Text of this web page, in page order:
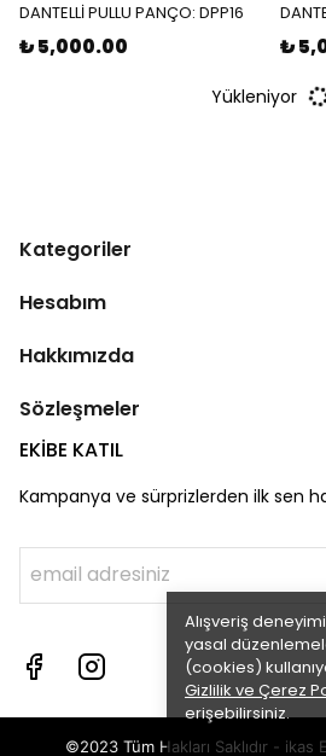
Alışveriş
yasal
(cookies)
Gizlilik ve Çerez
erişebilirsiniz.
DANTELLİ PULLU PANÇO: DPP16
₺ 5,000.00 ₺
Yükleniyor
Kategoriler
Hesabım
Hakkımızda
Sözleşmeler
EKİBE KATIL
Kampanya ve sürprizlerden ilk sen
©2023 Tüm Hakları Saklıdır - ikas